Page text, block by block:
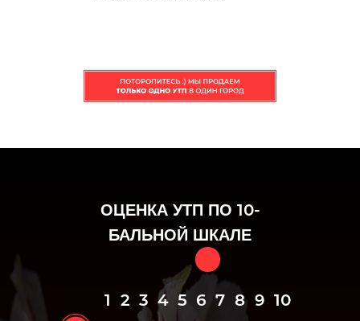
ОЦЕНКА УТП ПО 10-
БАЛЬНОЙ ШКАЛЕ
1 2 3 4 5 6 7 8 9 10